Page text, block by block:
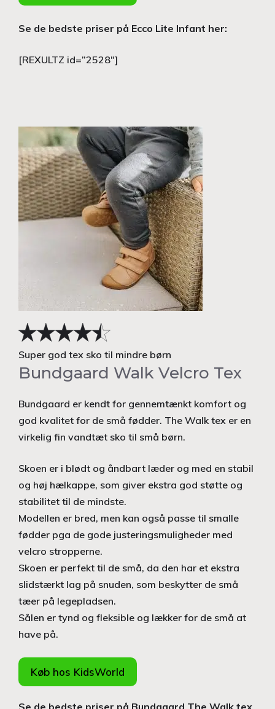
Se de bedste priser på Ecco Lite Infant her:
[REXULTZ id=”2528″]
Super god tex sko til mindre børn
Bundgaard Walk Velcro Tex
Bundgaard er kendt for gennemtænkt komfort og
god kvalitet for de små fødder. The Walk tex er en
virkelig fin vandtæt sko til små børn.
Skoen er i blødt og åndbart læder og med en stabil
og høj hælkappe, som giver ekstra god støtte og
stabilitet til de mindste.
Modellen er bred, men kan også passe til smalle
fødder pga de gode justeringsmuligheder med
velcro stropperne.
Skoen er perfekt til de små, da den har et ekstra
slidstærkt lag på snuden, som beskytter de små
tæer på legepladsen.
Sålen er tynd og fleksible og lækker for de små at
have på.
Køb hos KidsWorld
Se de bedste priser på Bundgaard The Walk tex